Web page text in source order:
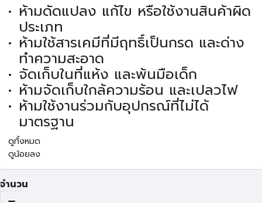
ห้ามดัดแปลง แก้ไข หรือใช้งานสินค้าผิด
ประเภท
ห้ามใช้สารเคมีที่มีฤทธิ์เป็นกรด และด่าง
ทำความสะอาด
จัดเก็บในที่แห้ง และพ้นมือเด็ก
ห้ามจัดเก็บใกล้ความร้อน และเปลวไฟ
ห้ามใช้งานร่วมกับอุปกรณ์ที่ไม่ได้
มาตรฐาน
ดูทั้งหมด
ดูน้อยลง
จำนวน